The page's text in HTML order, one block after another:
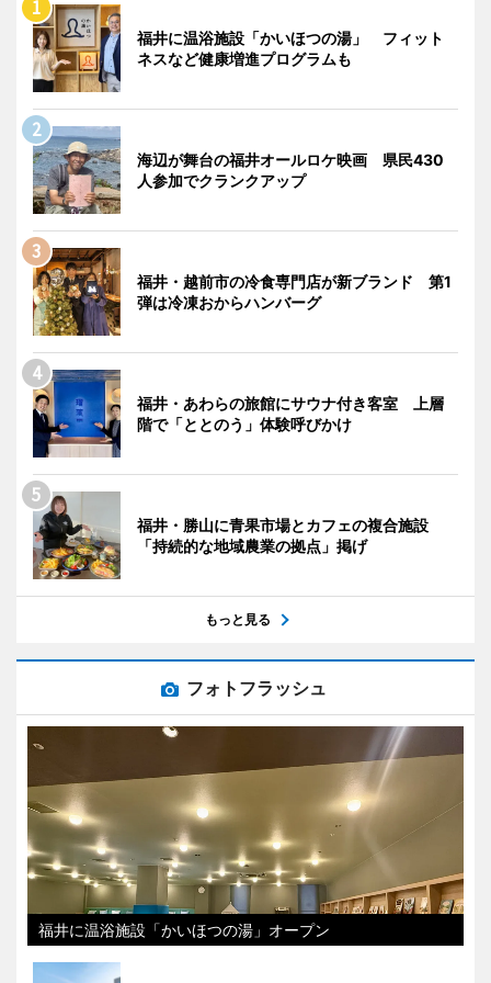
福井に温浴施設「かいほつの湯」 フィット
ネスなど健康増進プログラムも
海辺が舞台の福井オールロケ映画 県民430
人参加でクランクアップ
福井・越前市の冷食専門店が新ブランド 第1
弾は冷凍おからハンバーグ
福井・あわらの旅館にサウナ付き客室 上層
階で「ととのう」体験呼びかけ
福井・勝山に青果市場とカフェの複合施設
「持続的な地域農業の拠点」掲げ
もっと見る
フォトフラッシュ
福井に温浴施設「かいほつの湯」オープン